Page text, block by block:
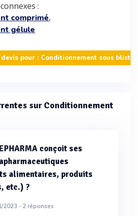
:
comprimé,
gélule
pour : Conditionnement sous blister
sur Conditionnement
conçoit ses
alimentaires, produits
etc.) ?
2023 -2réponses